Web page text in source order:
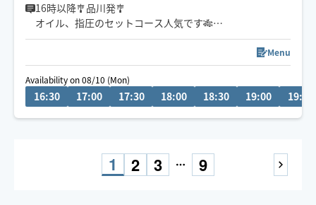
16時以降🎐品川発🎐
オイル、指圧のセットコース人気です🎋
お盆も稼働🍉
日々の癒し、自分へのご褒美時間に☆
🌻絶妙な力加減で施術させて頂きます🌻
なる極上の癒しの時間を提供させて頂きます🫧
Menu
Availability on 08/10 (Mon)
16:30 17:00 17:30 18:00 18:30 19:00 19:30
1 2 3 9